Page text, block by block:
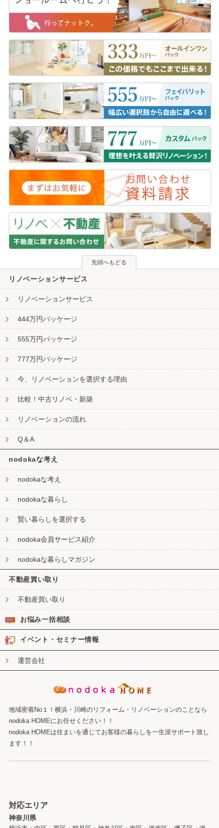
先頭へもどる
リノベーションサービス
リノベーションサービス
444万円パッケージ
555万円パッケージ
777万円パッケージ
今、リノベーションを選択する理由
比較！中古リノベ・新築
リノベーションの流れ
Q＆A
nodokaな考え
nodokaな考え
nodokaな暮らし
賢い暮らしを選択する
nodoka会員サービス紹介
nodokaな暮らしマガジン
不動産買い取り
不動産買い取り
お悩み一括相談
イベント・セミナー情報
運営会社
地域密着No１！横浜・川崎のリフォーム・リノベーションのことなら
nodoka HOMEにお任せください！！
nodoka HOMEは住まいを通じてお客様の暮らしを一生涯サポート致し
ます！！
対応エリア
神奈川県